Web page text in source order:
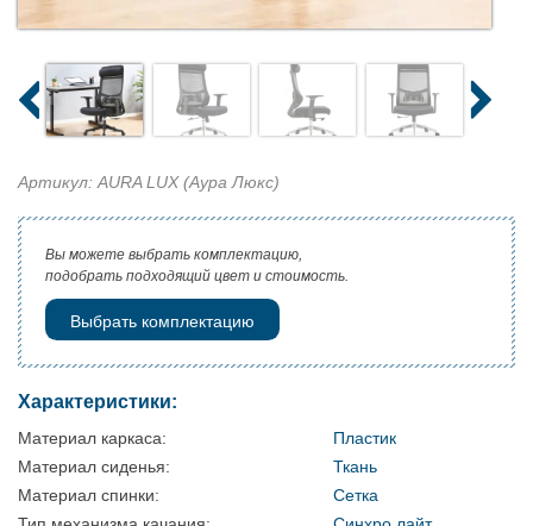
Артикул: AURA LUX (Аура Люкс)
Вы можете выбрать комплектацию,
подобрать подходящий цвет и стоимость.
Выбрать комплектацию
Характеристики:
Материал каркаса:
Пластик
Материал сиденья:
Ткань
Материал спинки:
Сетка